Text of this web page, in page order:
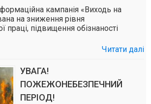
кампанія «Виходь на
на зниження рівня
праці, підвищення обізнаності
Читати далі
УВАГА!
ПОЖЕЖОНЕБЕЗПЕЧНИЙ
ПЕРІОД!